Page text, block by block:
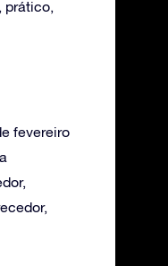
prático,
fevereiro